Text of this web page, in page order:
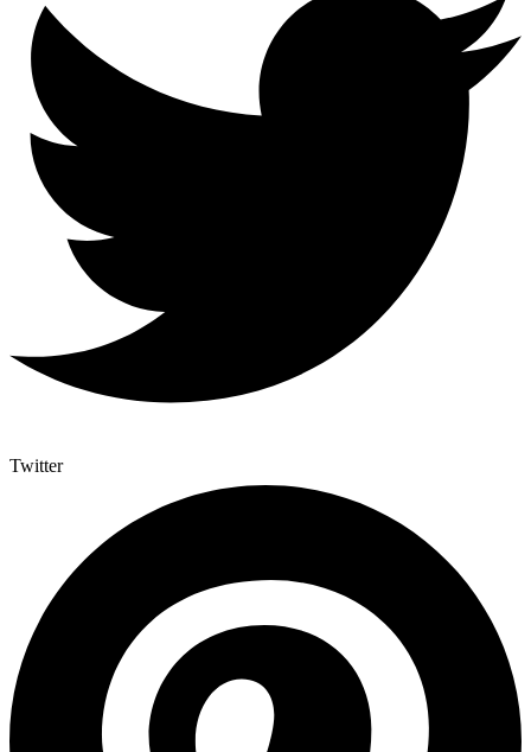
Twitter